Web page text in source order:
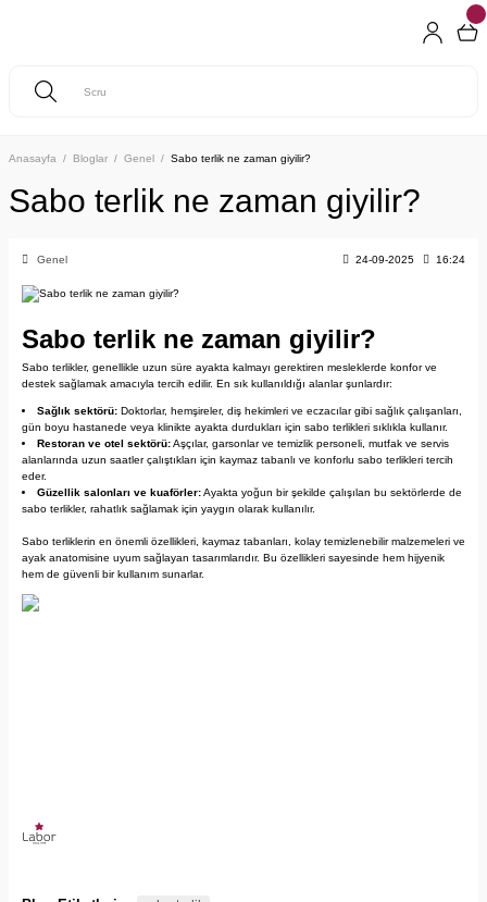
Anasayfa Bloglar Genel Sabo terlik ne zaman giyilir?
Sabo terlik ne zaman giyilir?
Genel 24-09-2025 16:24
Sabo terlik ne zaman giyilir?
Sabo terlikler, genellikle uzun süre ayakta kalmayı gerektiren mesleklerde konfor ve
destek sağlamak amacıyla tercih edilir. En sık kullanıldığı alanlar şunlardır:
Sağlık sektörü: Doktorlar, hemşireler, diş hekimleri ve eczacılar gibi sağlık çalışanları,
gün boyu hastanede veya klinikte ayakta durdukları için sabo terlikleri sıklıkla kullanır.
Restoran ve otel sektörü:Aşçılar, garsonlar ve temizlik personeli, mutfak ve servis
alanlarında uzun saatler çalıştıkları için kaymaz tabanlı ve konforlu sabo terlikleri tercih
eder.
Güzellik salonları ve kuaförler:Ayakta yoğun bir şekilde çalışılan bu sektörlerde de
sabo terlikler, rahatlık sağlamak için yaygın olarak kullanılır.
Sabo terliklerin en önemli özellikleri, kaymaz tabanları, kolay temizlenebilir malzemeleri ve
ayak anatomisine uyum sağlayan tasarımlarıdır. Bu özellikleri sayesinde hem hijyenik
hem de güvenli bir kullanım sunarlar.